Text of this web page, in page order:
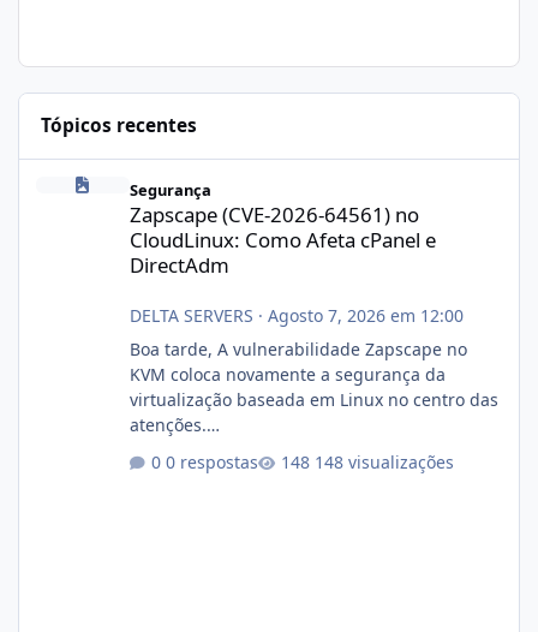
Tópicos recentes
Segurança
Zapscape (CVE-2026-64561) no
CloudLinux: Como Afeta cPanel e
DirectAdm
DELTA SERVERS · Agosto 7, 2026 em 12:00
Boa tarde, A vulnerabilidade Zapscape no
KVM coloca novamente a segurança da
virtualização baseada em Linux no centro das
atenções.
xjx23zz5f Criamos uma breve explicação:
0 respostas 148 visualizações